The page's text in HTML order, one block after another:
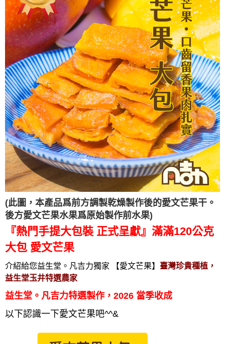
(此圖，本產品爲前方調製乾燥製作後的愛文芒果干。
後方愛文芒果水果爲原始製作前水果)
『熱門手提大包裝 正式呈獻』滿滿120公克
大包 愛文芒果
介紹給您益生堂。凡吉力獨家 【愛文芒果】 臺灣珍貴種植，
益生堂玉井特選農家
益生堂。凡吉力特選製作，2026 當季收成
以下認識一下愛文芒果吧^^&